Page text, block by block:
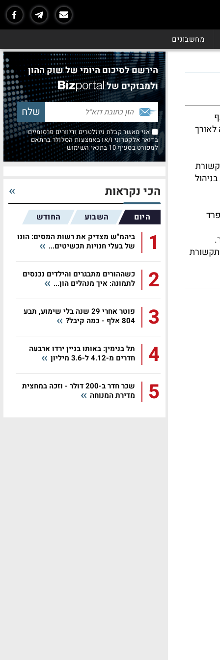
מחשבונים
לאורך
הירשם לסיכום היומי של שוק ההון
ולמבזקים של
אני מאשר קבלת ניוזלטרים ודיוורים פרסומיים
בדואר אלקטרוני ו/או באמצעות הסלולר בהתאם
למפורט בסעיף 10 בתנאי השימוש
הכי נקראות
היום השבוע החודש
1
ביהמ"ש מצדיק את רשות המסים: הונו
של בעלי חנויות תכשיטים...
2
כשההורים מתבגרים והילדים נכנסים
לתמונה: איך מנהלים הון...
3
פוטר אחרי 29 שנה בלי שימוע, תבע
804 אלף - כמה קיבל?
4
תל בנימין: באותו בניין ירדו ארבעה
חדרים מ-4.12 ל-3.6 מיליון
5
שכר חדר ב-200 דולר - וזכה במחצית
מדירת המנוחה